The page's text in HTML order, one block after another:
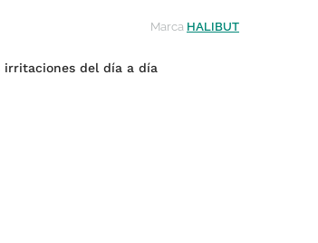
Marca HALIBUT
del día a día